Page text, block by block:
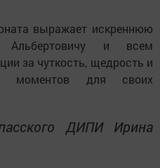
выражает искреннюю
Альбертовичу и всем
за чуткость, щедрость и
моментов для своих
ДИПИ Ирина